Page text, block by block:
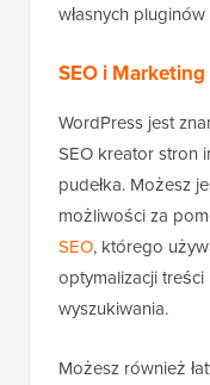
własnych
SEO i Marketing
WordPress jest
SEO kreator stron
pudełka. Możesz
możliwości za
SEO, którego
optymalizacji
wyszukiwania.
Możesz również